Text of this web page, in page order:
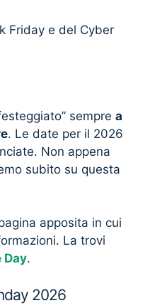
Friday e del Cyber
sempre a
. Le date per il 2026
Non appena
subito su questa
apposita in cui
La trovi
Day.
2026